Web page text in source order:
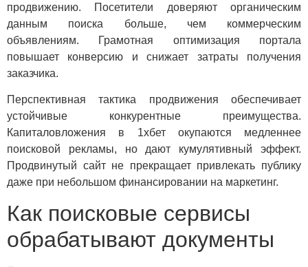
продвижению. Посетители доверяют органическим
данным поиска больше, чем коммерческим
объявлениям. Грамотная оптимизация портала
повышает конверсию и снижает затраты получения
заказчика.
Перспективная тактика продвижения обеспечивает
устойчивые конкурентные преимущества.
Капиталовложения в 1хбет окупаются медленнее
поисковой рекламы, но дают кумулятивный эффект.
Продвинутый сайт не прекращает привлекать публику
даже при небольшом финансировании на маркетинг.
Как поисковые сервисы
обрабатывают документы